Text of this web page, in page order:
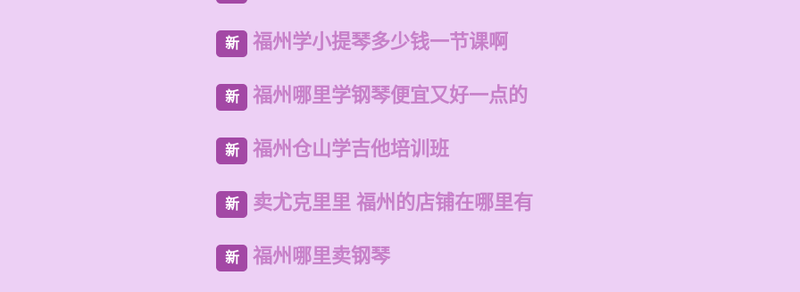
新 福州学小提琴多少钱一节课啊
新 福州哪里学钢琴便宜又好一点的
新 福州仓山学吉他培训班
新 卖尤克里里 福州的店铺在哪里有
新 福州哪里卖钢琴